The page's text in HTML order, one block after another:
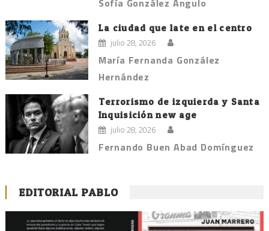
Sofía González Angulo
La ciudad que late en el centro
julio 28, 2026
María Fernanda González
Hernández
Terrorismo de izquierda y Santa
Inquisición new age
julio 28, 2026
Fernando Buen Abad Domínguez
EDITORIAL PABLO